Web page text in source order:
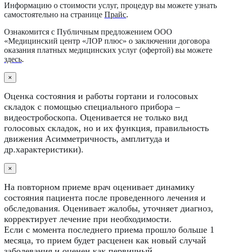
Информацию о стоимости услуг, процедур вы можете узнать
самостоятельно на странице Прайс.
Ознакомится с Публичным предложением ООО
«Медицинский центр «ЛОР плюс» о заключении договора
оказания платных медицинских услуг (офертой) вы можете
здесь.
×
Оценка состояния и работы гортани и голосовых
складок с помощью специального прибора –
видеостробоскопа. Оценивается не только вид
голосовых складок, но и их функция, правильность
движения Асимметричность, амплитуда и
др.характеристики).
×
На повторном приеме врач оценивает динамику
состояния пациента после проведенного лечения и
обследования. Оценивает жалобы, уточняет диагноз,
корректирует лечение при необходимости.
Если с момента последнего приема прошло больше 1
месяца, то прием будет расценен как новый случай